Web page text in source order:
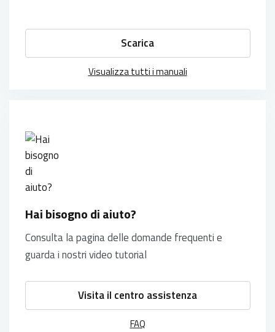
Scarica
Visualizza tutti i manuali
Hai bisogno di aiuto?
Consulta la pagina delle domande frequenti e
guarda i nostri video tutorial
Visita il centro assistenza
FAQ